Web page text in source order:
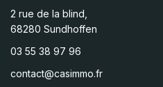
2 rue de la blind,
68280 Sundhoffen
03 55 38 97 96
contact@casimmo.fr